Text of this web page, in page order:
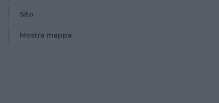
Sito
Mostra mappa